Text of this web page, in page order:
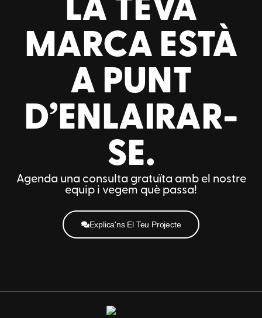
LA TEVA
MARCA ESTÀ
A PUNT
D’ENLAIRAR-
SE.
Agenda una consulta gratuïta amb el nostre
equip i vegem què passa!
Explica'ns El Teu Projecte